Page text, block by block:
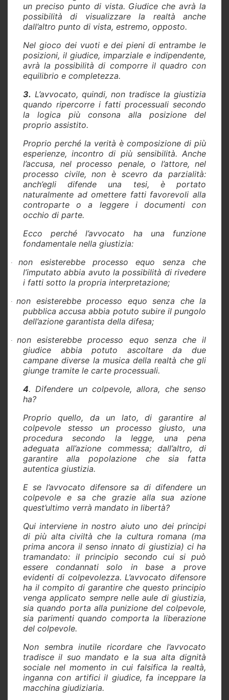
un preciso punto di vista. Giudice che avrà la
possibilità di visualizzare la realtà anche
dall’altro punto di vista, estremo, opposto.
Nel gioco dei vuoti e dei pieni di entrambe le
posizioni, il giudice, imparziale e indipendente,
avrà la possibilità di comporre il quadro con
equilibrio e completezza.
3. L’avvocato, quindi, non tradisce la giustizia
quando ripercorre i fatti processuali secondo
la logica più consona alla posizione del
proprio assistito.
Proprio perché la verità è composizione di più
esperienze, incontro di più sensibilità. Anche
l’accusa, nel processo penale, o l’attore, nel
processo civile, non è scevro da parzialità:
anch’egli difende una tesi, è portato
naturalmente ad omettere fatti favorevoli alla
controparte o a leggere i documenti con
occhio di parte.
Ecco perché l’avvocato ha una funzione
fondamentale nella giustizia:
·non esisterebbe processo equo senza che
l’imputato abbia avuto la possibilità di rivedere
i fatti sotto la propria interpretazione;
·non esisterebbe processo equo senza che la
pubblica accusa abbia potuto subire il pungolo
dell’azione garantista della difesa;
·non esisterebbe processo equo senza che il
giudice abbia potuto ascoltare da due
campane diverse la musica della realtà che gli
giunge tramite le carte processuali.
4. Difendere un colpevole, allora, che senso
ha?
Proprio quello, da un lato, di garantire al
colpevole stesso un processo giusto, una
procedura secondo la legge, una pena
adeguata all’azione commessa; dall’altro, di
garantire alla popolazione che sia fatta
autentica giustizia.
E se l’avvocato difensore sa di difendere un
colpevole e sa che grazie alla sua azione
quest’ultimo verrà mandato in libertà?
Qui interviene in nostro aiuto uno dei principi
di più alta civiltà che la cultura romana (ma
prima ancora il senso innato di giustizia) ci ha
tramandato: il principio secondo cui si può
essere condannati solo in base a prove
evidenti di colpevolezza. L’avvocato difensore
ha il compito di garantire che questo principio
venga applicato sempre nelle aule di giustizia,
sia quando porta alla punizione del colpevole,
sia parimenti quando comporta la liberazione
del colpevole.
Non sembra inutile ricordare che l’avvocato
tradisce il suo mandato e la sua alta dignità
sociale nel momento in cui falsifica la realtà,
inganna con artifici il giudice, fa inceppare la
macchina giudiziaria.